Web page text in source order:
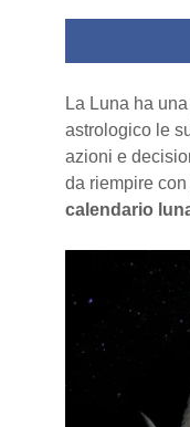
La Luna ha
astrologico le
azioni e
da riempire
calendario